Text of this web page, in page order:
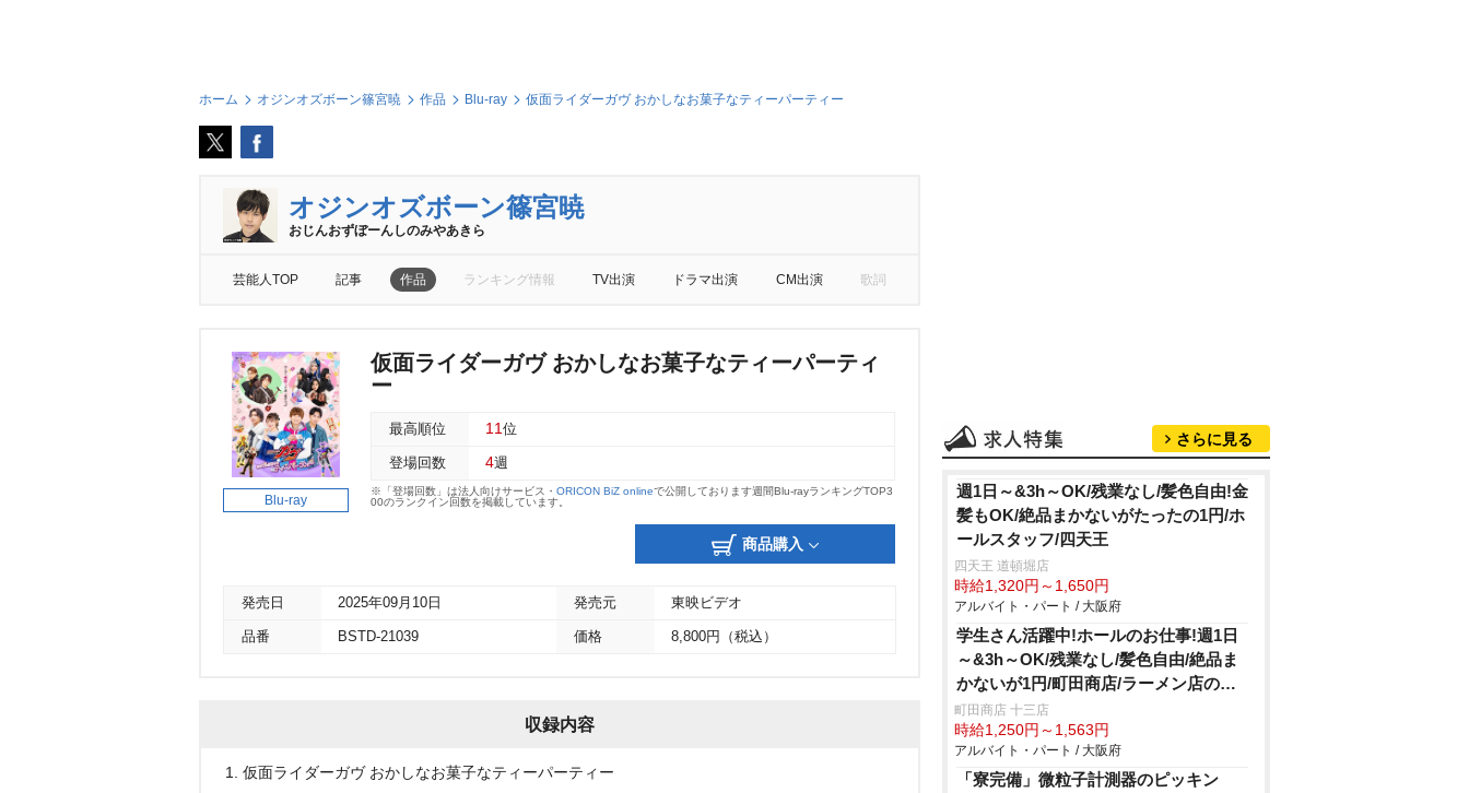
ホーム オジンオズボーン篠宮暁 作品 Blu-ray 仮面ライダーガヴ おかしなお菓子なティーパーティー
オジンオズボーン篠宮暁
おじんおずぼーんしのみやあきら
芸能人TOP 記事 作品 ランキング情報 TV出演 ドラマ出演 CM出演 歌詞
Blu-ray
仮面ライダーガヴ おかしなお菓子なティーパーティ
ー
最高順位 11 位
登場回数 4週
※「登場回数」は法人向けサービス・ ORICON BiZ onlineで公開しております週間Blu-rayランキングTOP3
00のランクイン回数を掲載しています。
商品購入
発売日 2025年09月10日 発売元 東映ビデオ
品番 BSTD-21039 価格 8,800円（税込）
収録内容
1. 仮面ライダーガヴ おかしなお菓子なティーパーティー
さらに見る
週1日～&3h～OK/残業なし/髪色自由!金
髪もOK/絶品まかないがたったの1円/ホ
ールスタッフ/四天王
四天王 道頓堀店
時給1,320円～1,650円
アルバイト・パート / 大阪府
学生さん活躍中!ホールのお仕事!週1日
～&3h～OK/残業なし/髪色自由/絶品ま
かないが1円/町田商店/ラーメン店のホ
ール
町田商店 十三店
時給1,250円～1,563円
アルバイト・パート / 大阪府
「寮完備」微粒子計測器のピッキン